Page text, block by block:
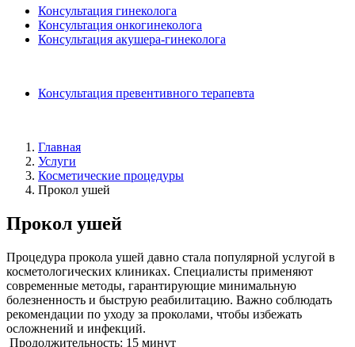
Консультация гинеколога
Консультация онкогинеколога
Консультация акушера-гинеколога
Консультация превентивного терапевта
Главная
Услуги
Косметические процедуры
Прокол ушей
Прокол ушей
Процедура прокола ушей давно стала популярной услугой в
косметологических клиниках. Специалисты применяют
современные методы, гарантирующие минимальную
болезненность и быструю реабилитацию. Важно соблюдать
рекомендации по уходу за проколами, чтобы избежать
осложнений и инфекций.
Продолжительность: 15 минут